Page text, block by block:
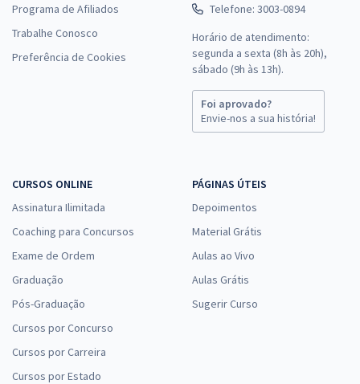
Programa de Afiliados
Trabalhe Conosco
Preferência de Cookies
Telefone: 3003-0894
Horário de atendimento:
segunda a sexta (8h às 20h),
sábado (9h às 13h).
Foi aprovado?
Envie-nos a sua história!
CURSOS ONLINE
Assinatura Ilimitada
Coaching para Concursos
Exame de Ordem
Graduação
Pós-Graduação
Cursos por Concurso
Cursos por Carreira
Cursos por Estado
PÁGINAS ÚTEIS
Depoimentos
Material Grátis
Aulas ao Vivo
Aulas Grátis
Sugerir Curso